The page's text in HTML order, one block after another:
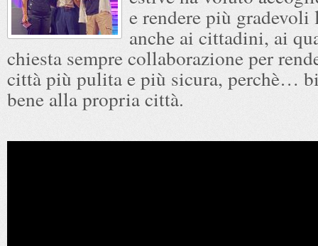
e rendere più gradevoli
anche ai cittadini, ai
chiesta sempre collaborazione per
città più pulita e più sicura, perchè…
bene alla propria città.